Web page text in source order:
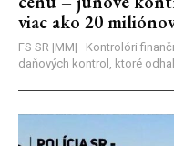
viac ako 20
FS SR |MM| Kontrolóri
daňových kontrol, ktoré